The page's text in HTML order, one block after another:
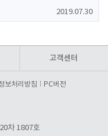
2019.07.30
고객센터
보처리방침 PC버전
차 1807호